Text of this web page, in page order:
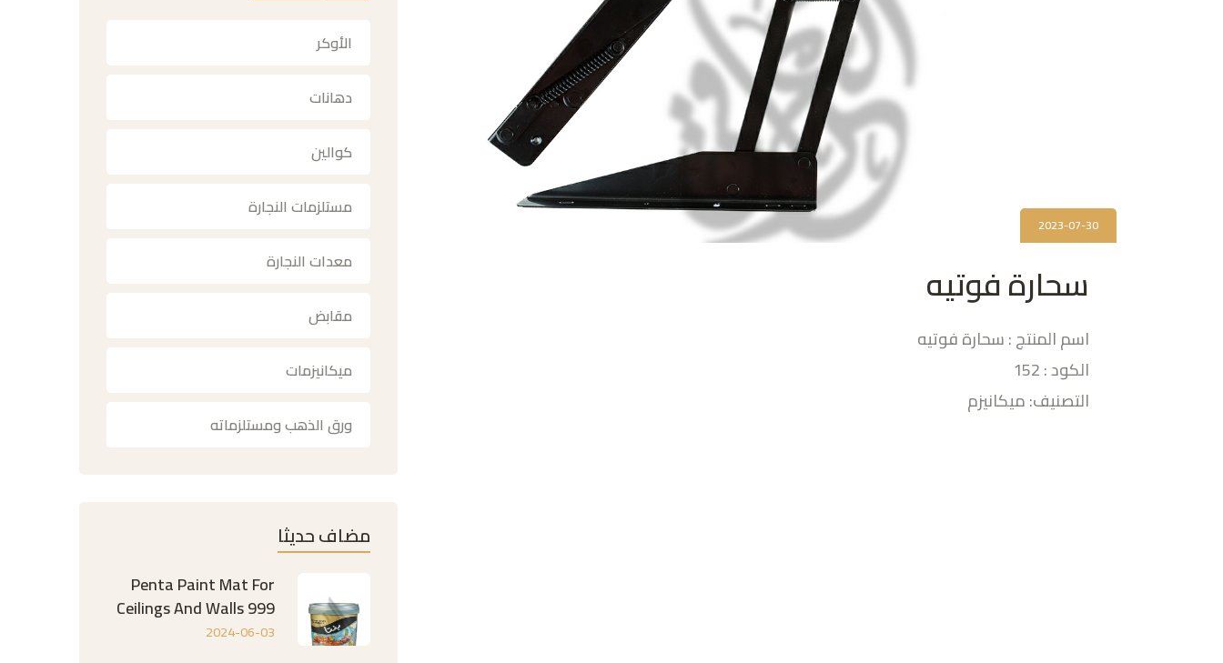
2023-07-30
سحارة فوتيه
اسم المنتج : سحارة فوتيه
الكود : 152
التصنيف: ميكانيزم
الأوكر
دهانات
كوالين
مستلزمات النجارة
معدات النجارة
مقابض
ميكانيزمات
ورق الذهب ومستلزماته
مضاف حديثا
Penta Paint Mat For
Ceilings And Walls 999
2024-06-03